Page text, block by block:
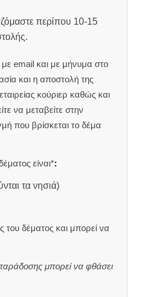
περίπου 10-15
email και με μήνυμα στο
και η αποστολή της
κούριερ καθώς και
να μεταβείτε στην
που βρίσκεται το δέμα
είναι*:
τα νησιά)
δέματος και μπορεί να
μπορεί να φθάσει